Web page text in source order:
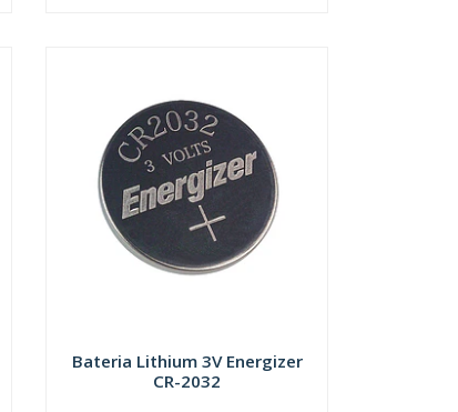
Bateria Lithium 3V Energizer
CR-2032